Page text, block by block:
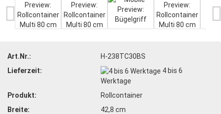
Art.Nr.:
H-238TC30BS
Lieferzeit:
4 bis 6
Werktage
Produkt:
Rollcontainer
Breite:
42,8 cm